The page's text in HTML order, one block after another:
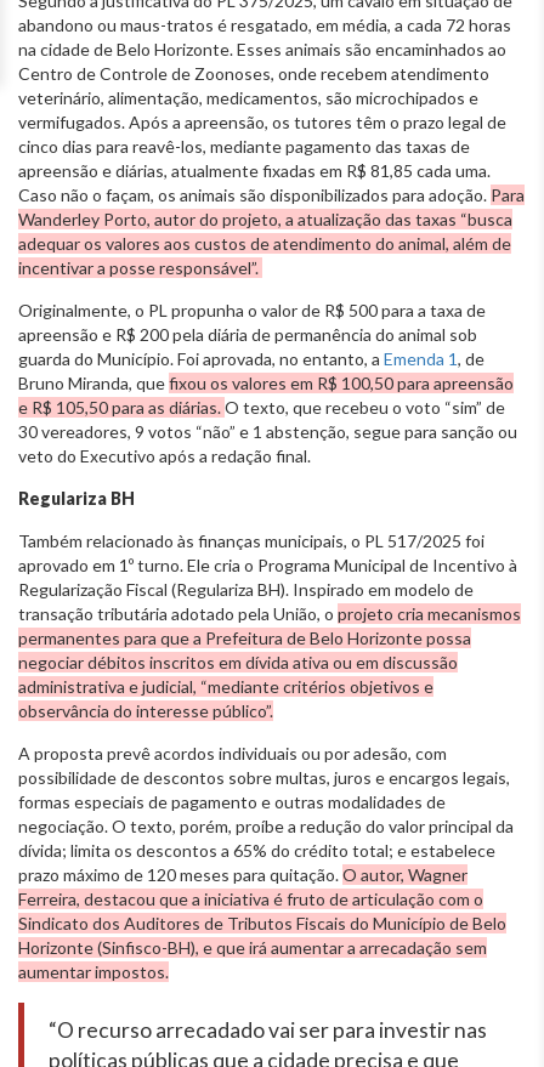
abandono ou maus-tratos é resgatado, em média, a cada 72 horas
na cidade de Belo Horizonte. Esses animais são encaminhados ao
Centro de Controle de Zoonoses, onde recebem atendimento
veterinário, alimentação, medicamentos, são microchipados e
vermifugados. Após a apreensão, os tutores têm o prazo legal de
cinco dias para reavê-los, mediante pagamento das taxas de
apreensão e diárias, atualmente fixadas em R$ 81,85 cada uma.
Caso não o façam, os animais são disponibilizados para adoção. Para
Wanderley Porto, autor do projeto, a atualização das taxas “busca
adequar os valores aos custos de atendimento do animal, além de
incentivar a posse responsável”.
Originalmente, o PL propunha o valor de R$ 500 para a taxa de
apreensão e R$ 200 pela diária de permanência do animal sob
guarda do Município. Foi aprovada, no entanto, a Emenda 1, de
Bruno Miranda, quefixou os valores em R$ 100,50 para apreensão
e R$ 105,50 para as diárias.O texto, que recebeu o voto “sim” de
30 vereadores, 9 votos “não” e 1 abstenção, segue para sanção ou
veto do Executivo após a redação final.
Regulariza BH
Também relacionado às finanças municipais, o PL 517/2025 foi
aprovado em 1º turno. Ele cria o Programa Municipal de Incentivo à
Regularização Fiscal (Regulariza BH). Inspirado em modelo de
transação tributária adotado pela União, o projeto cria mecanismos
permanentes para que a Prefeitura de Belo Horizonte possa
negociar débitos inscritos em dívida ativa ou em discussão
administrativa e judicial, “mediante critérios objetivos e
observância do interesse público”.
A proposta prevê acordos individuais ou por adesão, com
possibilidade de descontos sobre multas, juros e encargos legais,
formas especiais de pagamento e outras modalidades de
negociação. O texto, porém, proíbe a redução do valor principal da
dívida; limita os descontos a 65% do crédito total; e estabelece
prazo máximo de 120 meses para quitação.O autor, Wagner
Ferreira, destacou que a iniciativa é fruto de articulação com o
Sindicato dos Auditores de Tributos Fiscais do Município de Belo
Horizonte (Sinfisco-BH), e que irá aumentar a arrecadação sem
aumentar impostos.
“O recurso arrecadado vai ser para investir nas
políticas públicas que a cidade precisa e que